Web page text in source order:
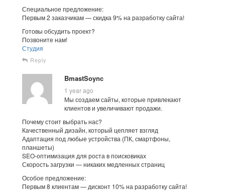
Специальное предложение:
Первым 2 заказчикам — скидка 9% на разработку сайта!
Готовы обсудить проект?
Позвоните нам!
Студия
Reply
BmastSoync
1 year ago
Мы создаем сайты, которые привлекают
клиентов и увеличивают продажи.
Почему стоит выбрать нас?
Качественный дизайн, который цепляет взгляд
Адаптация под любые устройства (ПК, смартфоны,
планшеты)
SEO-оптимизация для роста в поисковиках
Скорость загрузки — никаких медленных страниц
Особое предложение:
Первым 8 клиентам — дисконт 10% на разработку сайта!